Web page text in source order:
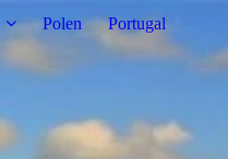
Polen Portugal